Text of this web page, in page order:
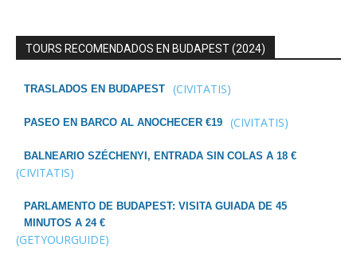
TOURS RECOMENDADOS EN BUDAPEST (2024)
TRASLADOS EN BUDAPEST (CIVITATIS)
PASEO EN BARCO AL ANOCHECER €19 (CIVITATIS)
BALNEARIO SZÉCHENYI, ENTRADA SIN COLAS A 18 €
(CIVITATIS)
PARLAMENTO DE BUDAPEST: VISITA GUIADA DE 45
MINUTOS A 24 €
(GETYOURGUIDE)